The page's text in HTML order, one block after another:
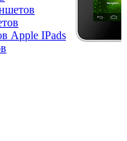
Apple IPads